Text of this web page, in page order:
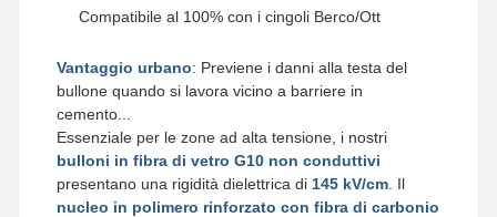
Compatibile al 100% con i cingoli Berco/Ott
Vantaggio urbano: Previene i danni alla testa del
bullone quando si lavora vicino a barriere in
cemento...
Essenziale per le zone ad alta tensione, i nostri
bulloni in fibra di vetro G10 non conduttivi
presentano una rigidità dielettrica di 145 kV/cm. Il
nucleo in polimero rinforzato con fibra di carbonio